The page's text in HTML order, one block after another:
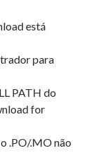
está
para
PATH do
for
.PO/.MO não